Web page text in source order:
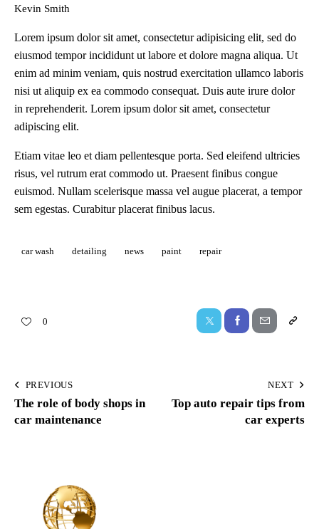
Kevin Smith
Lorem ipsum dolor sit amet, consectetur adipisicing elit, sed do
eiusmod tempor incididunt ut labore et dolore magna aliqua. Ut
enim ad minim veniam, quis nostrud exercitation ullamco laboris
nisi ut aliquip ex ea commodo consequat. Duis aute irure dolor
in reprehenderit. Lorem ipsum dolor sit amet, consectetur
adipiscing elit.
Etiam vitae leo et diam pellentesque porta. Sed eleifend ultricies
risus, vel rutrum erat commodo ut. Praesent finibus congue
euismod. Nullam scelerisque massa vel augue placerat, a tempor
sem egestas. Curabitur placerat finibus lacus.
car wash detailing news paint repair
0
PREVIOUS
The role of body shops in
car maintenance
NEXT
Top auto repair tips from
car experts